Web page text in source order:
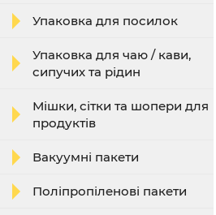
Упаковка для посилок
Упаковка для чаю / кави,
сипучих та рідин
Мішки, сітки та шопери для
продуктів
Вакуумні пакети
Поліпропіленові пакети